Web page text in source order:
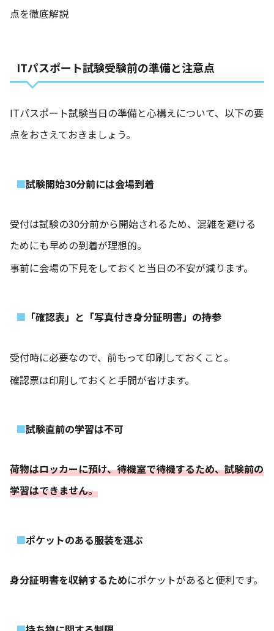
点を徹底解説
ITパスポート試験受験前の準備と注意点
ITパスポート試験当日の準備と心構えについて、以下の要
点をおさえておきましょう。
試験開始30分前には会場到着
受付は試験の30分前から開始されるため、混雑を避ける
ためにも早めの到着が理想的。
事前に会場の下見をしておくと当日の不安が減ります。
「確認表」と「写真付き身分証明書」の持参
受付時に必要なので、前もって印刷しておくこと。
確認票は印刷しておくと手間が省けます。
試験直前の学習は不可
荷物はロッカーに預け、待機室で待機するため、試験前の
学習はできません。
ポケットのある服装を選ぶ
身分証明書を収納するためにポケットがあると便利です。